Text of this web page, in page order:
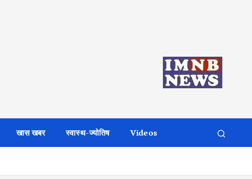
खास खबर स्वास्थ-ज्योतिष Videos